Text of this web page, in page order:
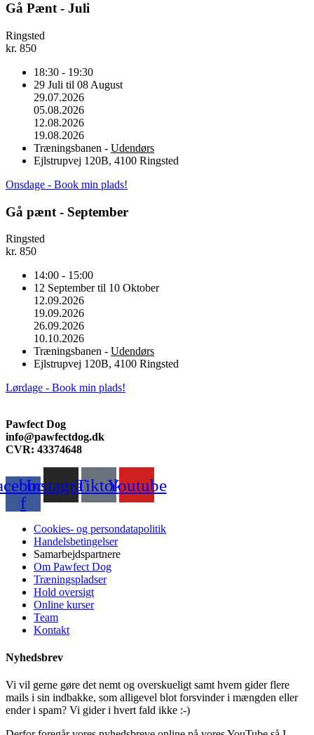
Gå Pænt - Juli
Ringsted
kr. 850
18:30 - 19:30
29 Juli til 08 August
29.07.2026
05.08.2026
12.08.2026
19.08.2026
Træningsbanen - Udendørs
Ejlstrupvej 120B, 4100 Ringsted
Onsdage - Book min plads!
Gå pænt - September
Ringsted
kr. 850
14:00 - 15:00
12 September til 10 Oktober
12.09.2026
19.09.2026
26.09.2026
10.10.2026
Træningsbanen - Udendørs
Ejlstrupvej 120B, 4100 Ringsted
Lørdage - Book min plads!
Pawfect Dog
info@pawfectdog.dk
CVR: 43374648
f
InstagramTiktokYoutube
Cookies- og persondatapolitik
Handelsbetingelser
Samarbejdspartnere
Om Pawfect Dog
Træningspladser
Hold oversigt
Online kurser
Team
Kontakt
Nyhedsbrev
Vi vil gerne gøre det nemt og overskueligt samt hvem gider flere
mails i sin indbakke, som alligevel blot forsvinder i mængden eller
ender i spam? Vi gider i hvert fald ikke :-)